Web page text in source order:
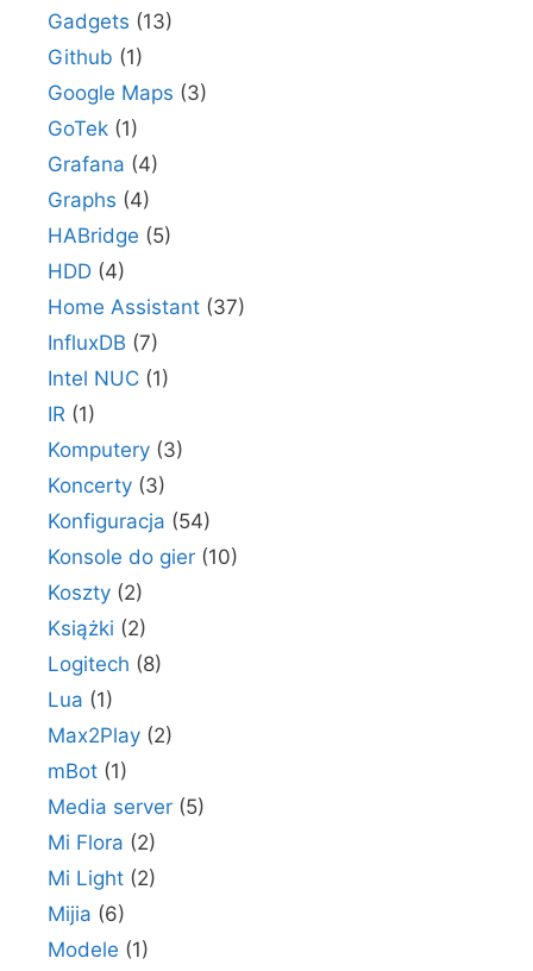
Gadgets (13)
Github (1)
Google Maps (3)
GoTek (1)
Grafana (4)
Graphs (4)
HABridge (5)
HDD (4)
Home Assistant (37)
InfluxDB (7)
Intel NUC (1)
IR (1)
Komputery (3)
Koncerty (3)
Konfiguracja (54)
Konsole do gier (10)
Koszty (2)
Książki (2)
Logitech (8)
Lua (1)
Max2Play (2)
mBot (1)
Media server (5)
Mi Flora (2)
Mi Light (2)
Mijia (6)
Modele (1)